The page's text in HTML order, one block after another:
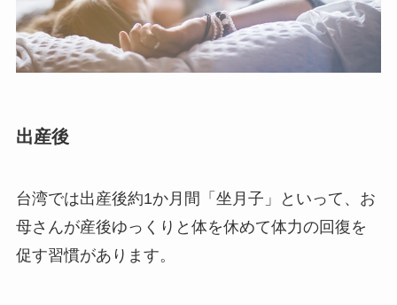
出産後
台湾では出産後約1か月間「坐月子」といって、お
母さんが産後ゆっくりと体を休めて体力の回復を
促す習慣があります。